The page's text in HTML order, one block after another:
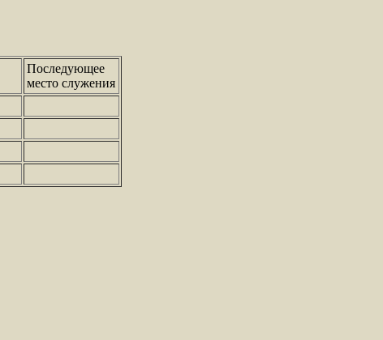
Последующее
место служения